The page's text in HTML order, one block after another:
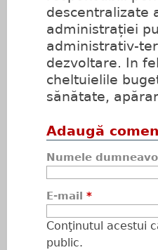
descentralizate
administrației
administrativ-
dezvoltare. In
cheltuielile
sănătate,
Adaugă
Numele
E-mail *
Conţinutul acestui
public.